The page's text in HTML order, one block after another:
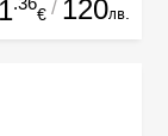
€ / 120лв.